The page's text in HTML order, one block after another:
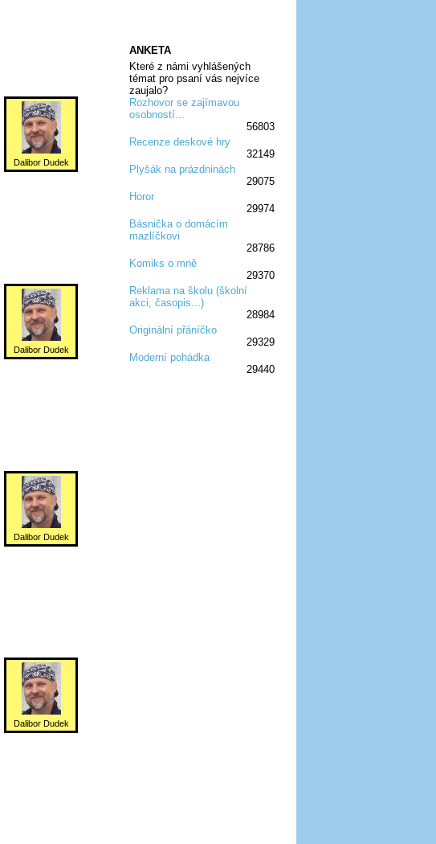
ANKETA
Které z námi vyhlášených
témat pro psaní vás nejvíce
zaujalo?
Rozhovor se zajímavou
osobností...
56803
Recenze deskové hry
32149
Plyšák na prázdninách
29075
Horor
29974
Básnička o domácím
mazlíčkovi
28786
Komiks o mně
29370
:D
Reklama na školu (školní
akci, časopis...)
28984
Originální přáníčko
29329
Moderní pohádka
29440
Dalibor Dudek
Dalibor Dudek
Dalibor Dudek
Dalibor Dudek